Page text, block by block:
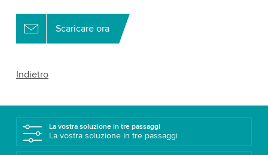
Scaricare ora
Indietro
La vostra soluzione in tre passaggi
La vostra soluzione in tre passaggi